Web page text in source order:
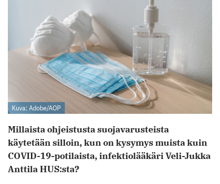
Kuva: Adobe/AOP
Millaista ohjeistusta suojavarusteista
käytetään silloin, kun on kysymys ­muista kuin
COVID-19-potilaista, infektiolääkäri Veli-Jukka
Anttila HUS:sta?